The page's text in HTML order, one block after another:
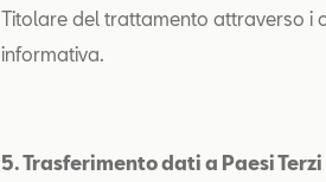
Titolare del trattamento attraverso i
informativa.
5. Trasferimento dati a Paesi Terzi